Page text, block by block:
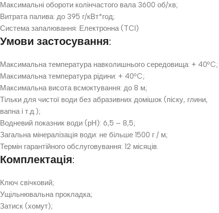
Максимальні обороти колінчастого вала 3600 об/хв;
Витрата палива: до 395 г/кВт*год;
Система запалювання: Електронна (TCI)
Умови застосування:
Максимальна температура навколишнього середовища: + 40ºC;
Максимальна температура рідини: + 40ºC;
Максимальна висота всмоктування: до 8 м;
Тільки для чистої води без абразивних домішок (піску, глини,
вапна і т.д.);
Водневий показник води (рН): 6,5 – 8,5;
Загальна мінералізація води: не більше 1500 г / м;
Термін гарантійного обслуговування: 12 місяців.
Комплектація:
Ключ свічковий;
Ущільнювальна прокладка;
Затиск (хомут);